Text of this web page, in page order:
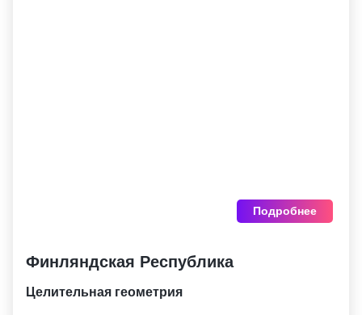
Подробнее
Финляндская Республика
Целительная геометрия